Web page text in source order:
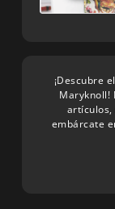
¡Descubre
Maryknoll!
artículos,
embárcate